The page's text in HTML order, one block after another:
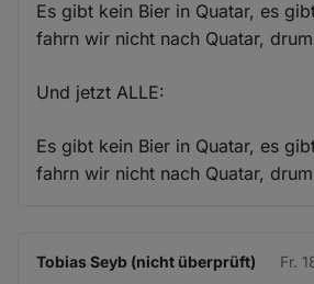
Es gibt kein Bier in Quatar, es
fahrn wir nicht nach Quatar,
Und jetzt ALLE:
Es gibt kein Bier in Quatar, es
fahrn wir nicht nach Quatar,
Tobias Seyb (nicht überprüft) Fr.